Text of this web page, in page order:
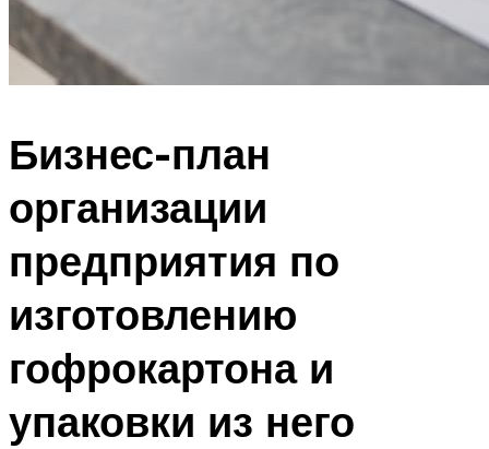
Бизнес-план
организации
предприятия по
изготовлению
гофрокартона и
упаковки из него